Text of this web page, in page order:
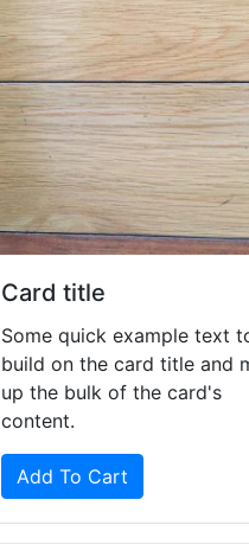
Card title
Some quick example text
build on the card title and
up the bulk of the card's
content.
Add To Cart